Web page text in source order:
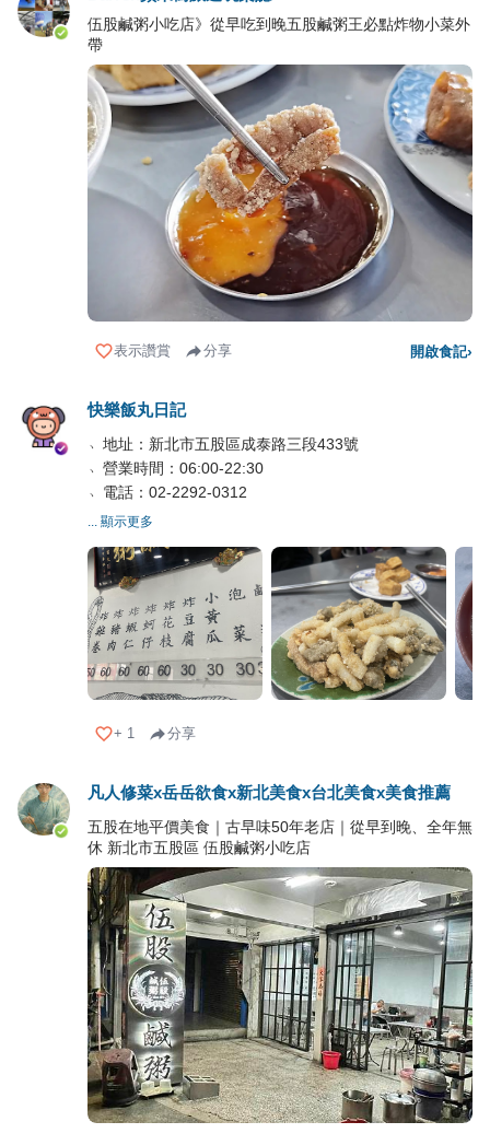
伍股鹹粥小吃店》從早吃到晚五股鹹粥王必點炸物小菜外
帶
表示讚賞 分享 開啟食記›
快樂飯丸日記
﹆地址：新北市五股區成泰路三段433號
﹆營業時間：06:00-22:30
﹆電話：02-2292-0312
... 顯示更多
+ 1 分享
凡人修菜x岳岳欲食x新北美食x台北美食x美食推薦
五股在地平價美食｜古早味50年老店｜從早到晚、全年無
休 新北市五股區 伍股鹹粥小吃店